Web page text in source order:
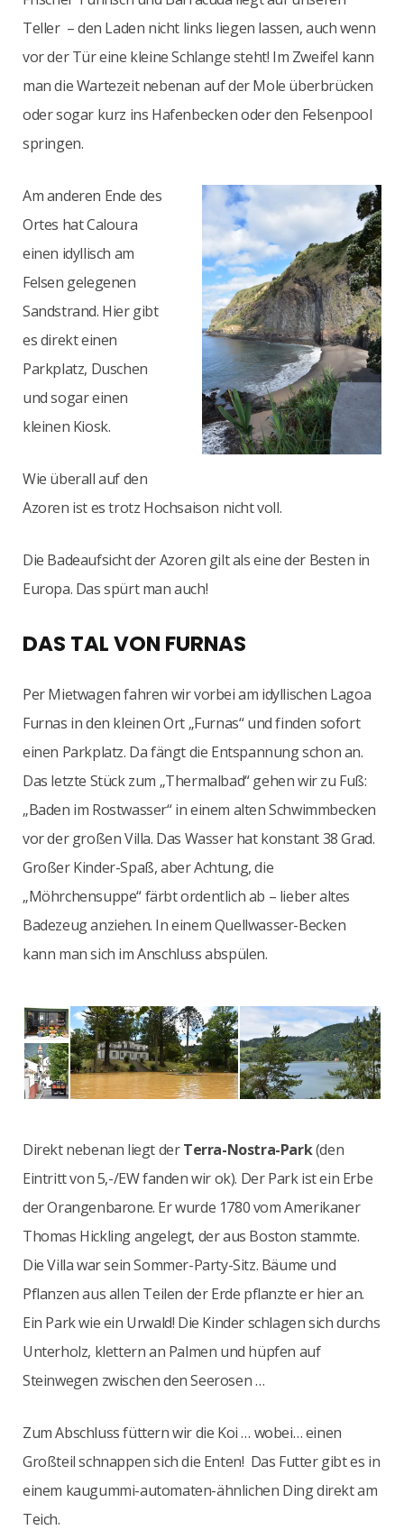
Teller – den Laden nicht links liegen lassen, auch wenn
vor der Tür eine kleine Schlange steht! Im Zweifel kann
man die Wartezeit nebenan auf der Mole überbrücken
oder sogar kurz ins Hafenbecken oder den Felsenpool
springen.
Am anderen Ende des
Ortes hat Caloura
einen idyllisch am
Felsen gelegenen
Sandstrand. Hier gibt
es direkt einen
Parkplatz, Duschen
und sogar einen
kleinen Kiosk.
Wie überall auf den
Azoren ist es trotz Hochsaison nicht voll.
Die Badeaufsicht der Azoren gilt als eine der Besten in
Europa. Das spürt man auch!
DAS TAL VON FURNAS
Per Mietwagen fahren wir vorbei am idyllischen Lagoa
Furnas in den kleinen Ort „Furnas“ und finden sofort
einen Parkplatz. Da fängt die Entspannung schon an.
Das letzte Stück zum „Thermalbad“ gehen wir zu Fuß:
„Baden im Rostwasser“ in einem alten Schwimmbecken
vor der großen Villa. Das Wasser hat konstant 38 Grad.
Großer Kinder-Spaß, aber Achtung, die
„Möhrchensuppe“ färbt ordentlich ab – lieber altes
Badezeug anziehen. In einem Quellwasser-Becken
kann man sich im Anschluss abspülen.
Direkt nebenan liegt derTerra-Nostra-Park(den
Eintritt von 5,-/EW fanden wir ok). Der Park ist ein Erbe
der Orangenbarone. Er wurde 1780 vom Amerikaner
Thomas Hickling angelegt, der aus Boston stammte.
Die Villa war sein Sommer-Party-Sitz. Bäume und
Pflanzen aus allen Teilen der Erde pflanzte er hier an.
Ein Park wie ein Urwald! Die Kinder schlagen sich durchs
Unterholz, klettern an Palmen und hüpfen auf
Steinwegen zwischen den Seerosen …
Zum Abschluss füttern wir die Koi … wobei… einen
Großteil schnappen sich die Enten! Das Futter gibt es in
einem kaugummi-automaten-ähnlichen Ding direkt am
Teich.